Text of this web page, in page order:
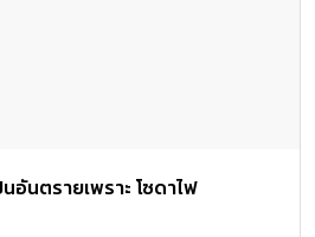
นตรายเพราะ โซดาไฟ